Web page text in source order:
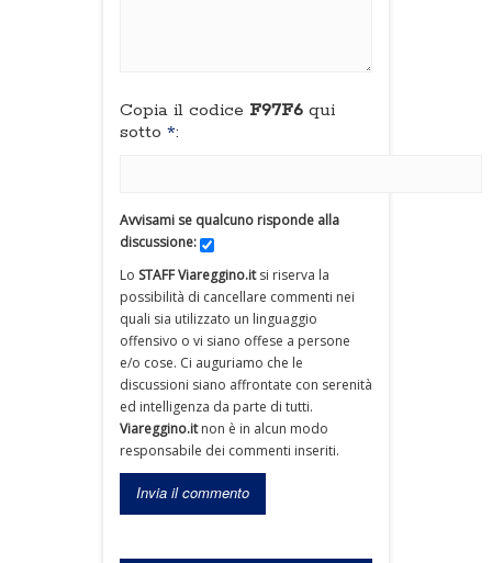
Copia il codice F97F6 qui
sotto *:
Avvisami se qualcuno risponde alla
discussione:
Lo STAFF Viareggino.itsi riserva la
possibilità di cancellare commenti nei
quali sia utilizzato un linguaggio
offensivo o vi siano offese a persone
e/o cose. Ci auguriamo che le
discussioni siano affrontate con serenità
ed intelligenza da parte di tutti.
Viareggino.itnon è in alcun modo
responsabile dei commenti inseriti.